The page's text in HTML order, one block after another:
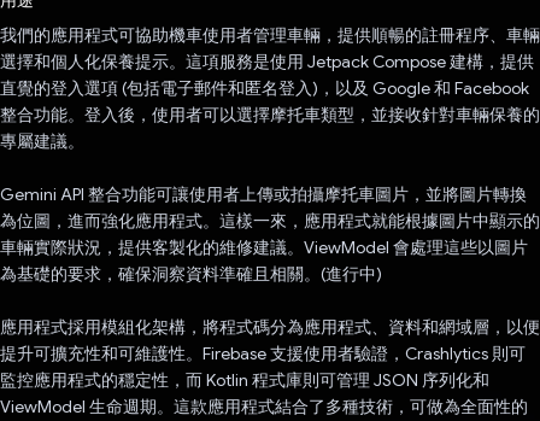
我們的應用程式可協助機車使用者管理車輛，提供順暢的註冊程序、車輛
選擇和個人化保養提示。這項服務是使用 Jetpack Compose 建構，提供
直覺的登入選項 (包括電子郵件和匿名登入)，以及 Google 和 Facebook
整合功能。登入後，使用者可以選擇摩托車類型，並接收針對車輛保養的
專屬建議。
Gemini API 整合功能可讓使用者上傳或拍攝摩托車圖片，並將圖片轉換
為位圖，進而強化應用程式。這樣一來，應用程式就能根據圖片中顯示的
車輛實際狀況，提供客製化的維修建議。ViewModel 會處理這些以圖片
為基礎的要求，確保洞察資料準確且相關。(進行中)
應用程式採用模組化架構，將程式碼分為應用程式、資料和網域層，以便
提升可擴充性和可維護性。Firebase 支援使用者驗證，Crashlytics 則可
監控應用程式的穩定性，而 Kotlin 程式庫則可管理 JSON 序列化和
ViewModel 生命週期。這款應用程式結合了多種技術，可做為全面性的